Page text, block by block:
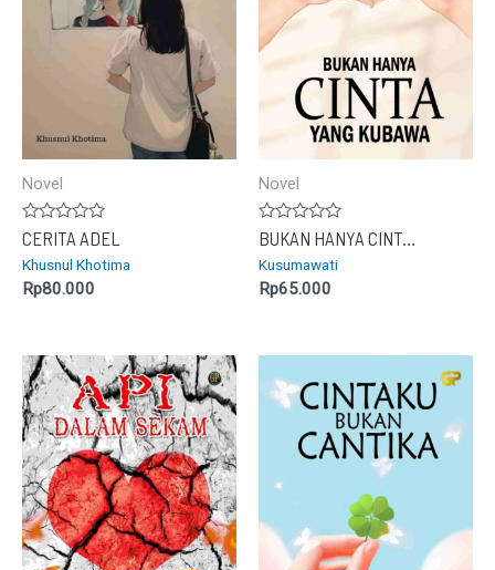
Novel
Dinilai
0
dari
5
CERITA ADEL
Khusnul Khotima
Rp80.000
Novel
Dinilai
0
dari
5
Kusumawati
Rp65.000